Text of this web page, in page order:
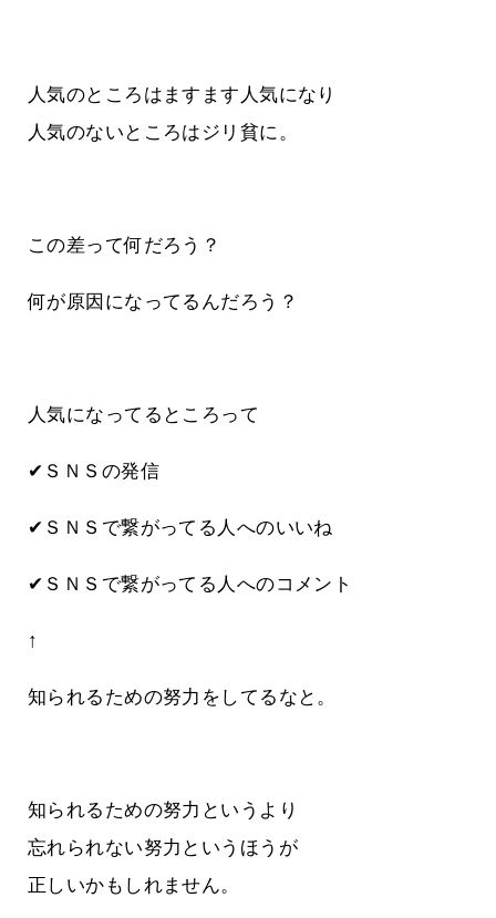
人気のところはますます人気になり
人気のないところはジリ貧に。
この差って何だろう？
何が原因になってるんだろう？
人気になってるところって
✔ＳＮＳの発信
✔ＳＮＳで繋がってる人へのいいね
✔ＳＮＳで繋がってる人へのコメント
↑
知られるための努力をしてるなと。
知られるための努力というより
忘れられない努力というほうが
正しいかもしれません。